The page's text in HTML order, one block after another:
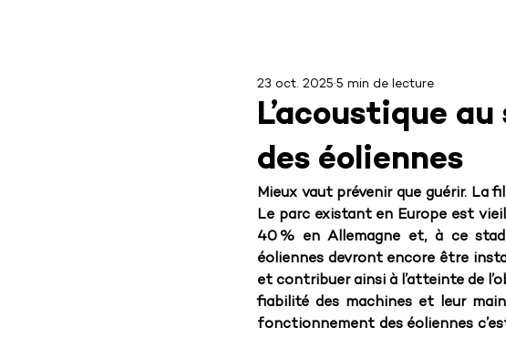
L’acoustique
des éoliennes
23 oct. 2025 5 min de lecture
Mieux vaut prévenir que guérir. La
Le parc existant en Europe est
40 % en Allemagne et, à ce
éoliennes devront encore être
et contribuer ainsi à l’atteinte de
fiabilité des machines et leur
fonctionnement des éoliennes